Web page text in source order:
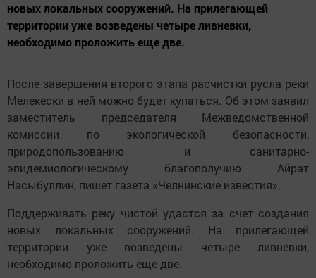
новых локальных сооружений. На прилегающей
территории уже возведены четыре ливневки,
необходимо проложить еще две.
После завершения второго этапа расчистки русла реки
Мелекески в ней можно будет купаться. Об этом заявил
заместитель председателя Межведомственной
комиссии по экологической безопасности,
природопользованию и санитарно-
эпидемиологическому благополучию Айрат
Насыбуллин, пишет газета «Челнинские известия».
Поддерживать реку чистой удастся за счет создания
новых локальных сооружений. На прилегающей
территории уже возведены четыре ливневки,
необходимо проложить еще две.